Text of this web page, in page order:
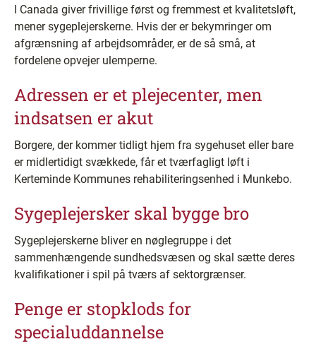
I Canada giver frivillige først og fremmest et kvalitetsløft,
mener sygeplejerskerne. Hvis der er bekymringer om
afgrænsning af arbejdsområder, er de så små, at
fordelene opvejer ulemperne.
Adressen er et plejecenter, men
indsatsen er akut
Borgere, der kommer tidligt hjem fra sygehuset eller bare
er midlertidigt svækkede, får et tværfagligt løft i
Kerteminde Kommunes rehabiliteringsenhed i Munkebo.
Sygeplejersker skal bygge bro
Sygeplejerskerne bliver en nøglegruppe i det
sammenhængende sundhedsvæsen og skal sætte deres
kvalifikationer i spil på tværs af sektorgrænser.
Penge er stopklods for
specialuddannelse